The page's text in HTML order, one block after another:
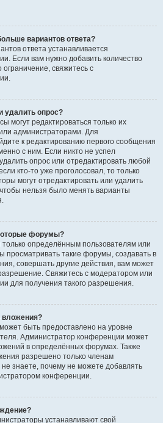
вариантов ответа?
ответа устанавливается
Если вам нужно добавить количество
свяжитесь с
удалить опрос?
могут редактироваться только их
администраторами. Для
к редактированию первого сообщения
с ним. Если никто не успел
опрос или отредактировать любой
кто-то уже проголосовал, то только
могут отредактировать или удалить
нельзя было менять варианты
форумы?
определённым пользователям или
просматривать такие форумы, создавать в
совершать другие действия, вам может
Свяжитесь с модератором или
для получения такого разрешения.
вложения?
быть предоставлено на уровне
Администратор конференции может
в определённых форумах. Также
разрешено только членам
знаете, почему не можете добавлять
конференции.
устанавливают свой